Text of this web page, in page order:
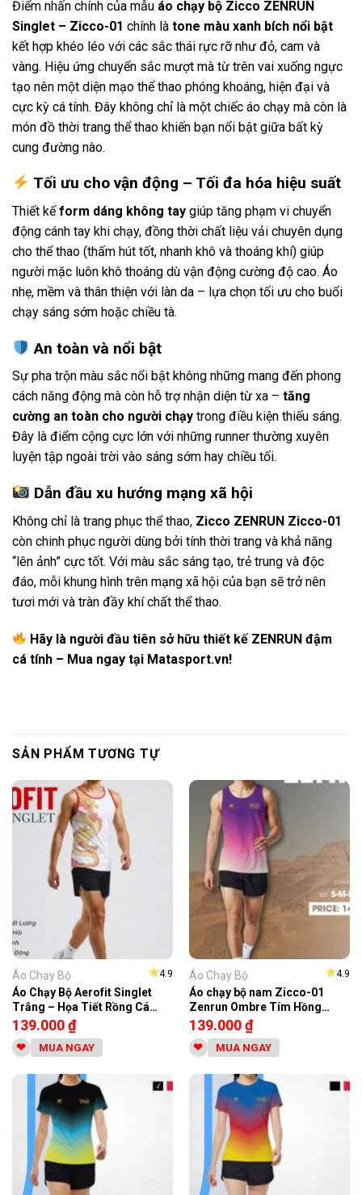
Điểm nhấn chính của mẫu áo chạy bộ Zicco ZENRUN
Singlet – Zicco-01 chính là tone màu xanh bích nổi bật
kết hợp khéo léo với các sắc thái rực rỡ như đỏ, cam và
vàng. Hiệu ứng chuyển sắc mượt mà từ trên vai xuống ngực
tạo nên một diện mạo thể thao phóng khoáng, hiện đại và
cực kỳ cá tính. Đây không chỉ là một chiếc áo chạy mà còn là
món đồ thời trang thể thao khiến bạn nổi bật giữa bất kỳ
cung đường nào.
Tối ưu cho vận động – Tối đa hóa hiệu suất
Thiết kếform dáng không tay giúp tăng phạm vi chuyển
động cánh tay khi chạy, đồng thời chất liệu vải chuyên dụng
cho thể thao (thấm hút tốt, nhanh khô và thoáng khí) giúp
người mặc luôn khô thoáng dù vận động cường độ cao. Áo
nhẹ, mềm và thân thiện với làn da – lựa chọn tối ưu cho buổi
chạy sáng sớm hoặc chiều tà.
An toàn và nổi bật
Sự pha trộn màu sắc nổi bật không những mang đến phong
cách năng động mà còn hỗ trợ nhận diện từ xa – tăng
cường an toàn cho người chạy trong điều kiện thiếu sáng.
Đây là điểm cộng cực lớn với những runner thường xuyên
luyện tập ngoài trời vào sáng sớm hay chiều tối.
Dẫn đầu xu hướng mạng xã hội
Không chỉ là trang phục thể thao, Zicco ZENRUN Zicco-01
còn chinh phục người dùng bởi tính thời trang và khả năng
“lên ảnh” cực tốt. Với màu sắc sáng tạo, trẻ trung và độc
đáo, mỗi khung hình trên mạng xã hội của bạn sẽ trở nên
tươi mới và tràn đầy khí chất thể thao.
Hãy là người đầu tiên sở hữu thiết kế ZENRUN đậm
cá tính – Mua ngay tại Matasport.vn!
SẢN PHẨM TƯƠNG TỰ
★4.9
Áo Chạy Bộ
Áo Chạy Bộ Aerofit Singlet
Trắng – Họa Tiết Rồng Cá
Tính
139.000₫
MUA NGAY
★4.9
Áo Chạy Bộ
Áo chạy bộ nam Zicco-01
Zenrun Ombre Tím Hồng
Trắng
139.000₫
MUA NGAY